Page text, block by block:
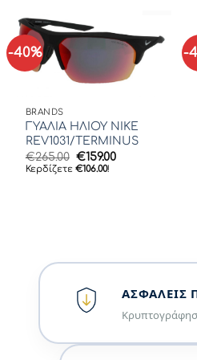
-40%
BRANDS
ΓΥΑΛΙΑ ΗΛΙΟΥ NIKE
REV1031/TERMINUS
€265.00 Original
price
€159.00Η
Κερδίζετε €106.00!
-
ΑΣΦΑΛΕΊΣ